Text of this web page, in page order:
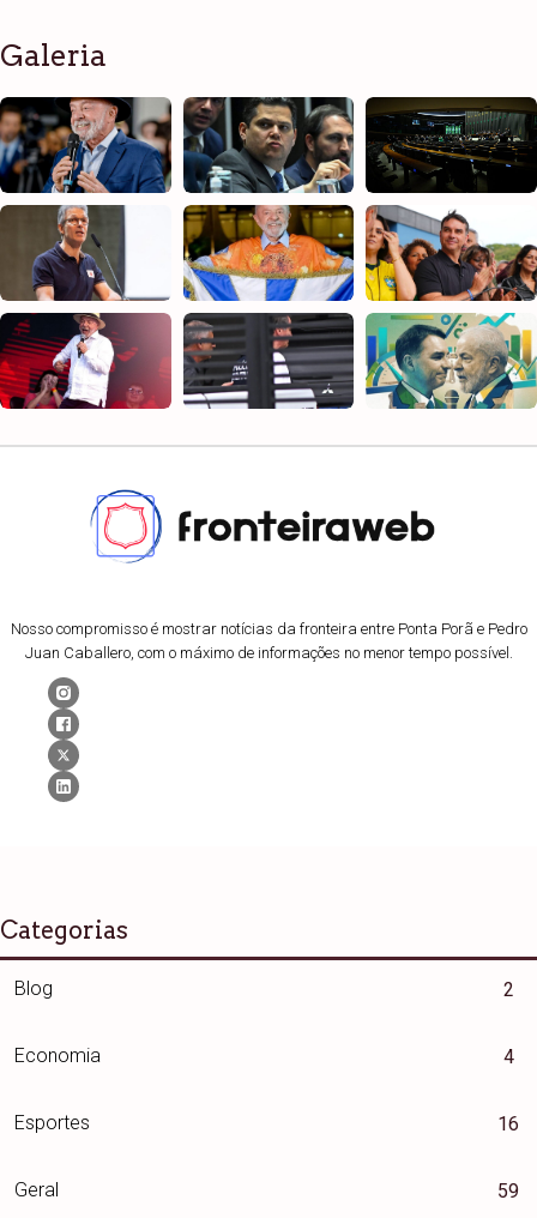
Galeria
Nosso compromisso é mostrar notícias da fronteira entre Ponta Porã e Pedro
Juan Caballero, com o máximo de informações no menor tempo possível.
Categorias
Blog 2
Economia 4
Esportes 16
Geral 59